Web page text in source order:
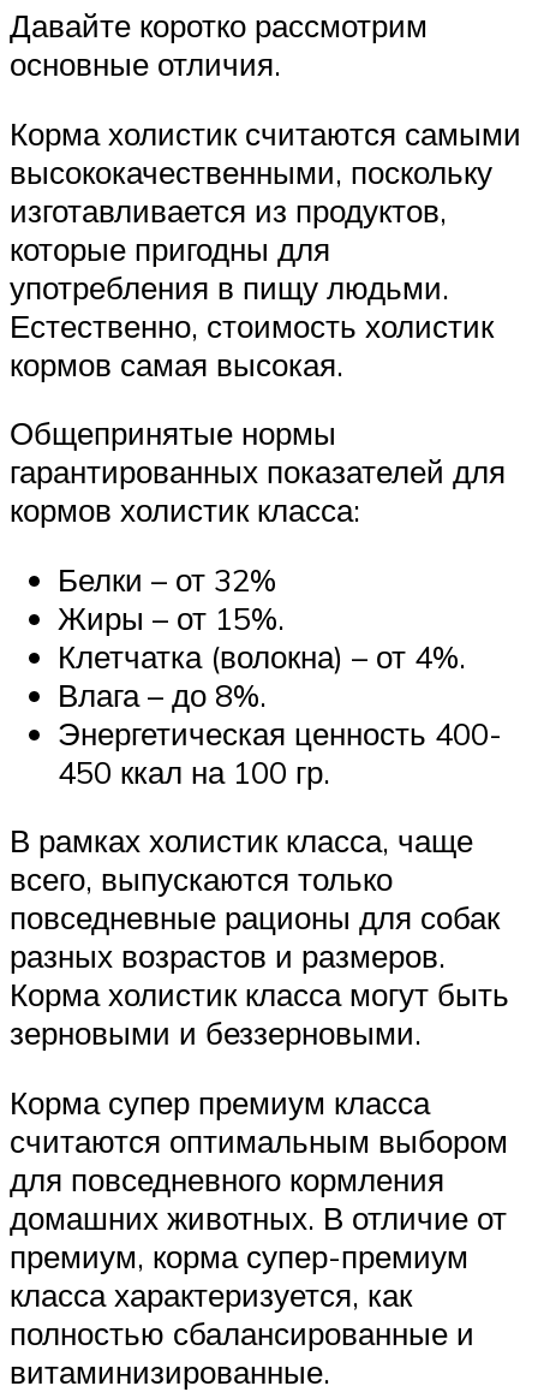
Давайте коротко рассмотрим
основные отличия.
Корма холистик считаются самыми
высококачественными, поскольку
изготавливается из продуктов,
которые пригодны для
употребления в пищу людьми.
Естественно, стоимость холистик
кормов самая высокая.
Общепринятые нормы
гарантированных показателей для
кормов холистик класса:
Белки – от 32%
Жиры – от 15%.
Клетчатка (волокна) – от 4%.
Влага – до 8%.
Энергетическая ценность 400-
450 ккал на 100 гр.
В рамках холистик класса, чаще
всего, выпускаются только
повседневные рационы для собак
разных возрастов и размеров.
Корма холистик класса могут быть
зерновыми и беззерновыми.
Корма супер премиум класса
считаются оптимальным выбором
для повседневного кормления
домашних животных. В отличие от
премиум, корма супер-премиум
класса характеризуется, как
полностью сбалансированные и
витаминизированные.